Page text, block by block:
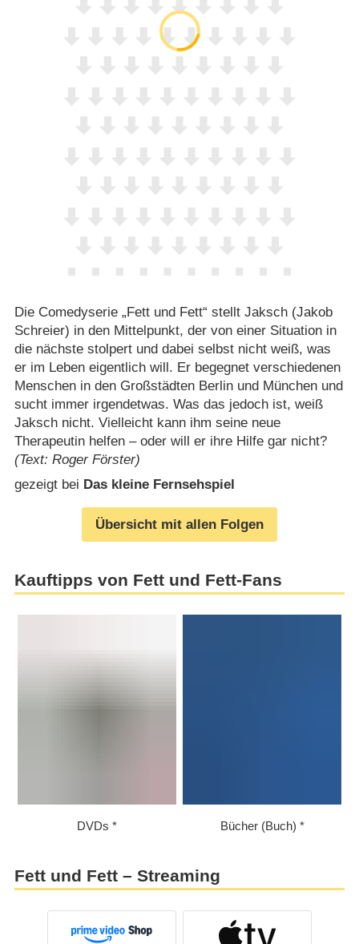
Die Comedyserie „Fett und Fett“ stellt Jaksch (Jakob
Schreier) in den Mittelpunkt, der von einer Situation in
die nächste stolpert und dabei selbst nicht weiß, was
er im Leben eigentlich will. Er begegnet verschiedenen
Menschen in den Großstädten Berlin und München und
sucht immer irgendetwas. Was das jedoch ist, weiß
Jaksch nicht. Vielleicht kann ihm seine neue
Therapeutin helfen – oder will er ihre Hilfe gar nicht?
(Text: Roger Förster)
gezeigt bei Das kleine Fernsehspiel
Übersicht mit allen Folgen
Kauftipps von Fett und Fett-Fans
DVDs Bücher (Buch)
Fett und Fett – Streaming